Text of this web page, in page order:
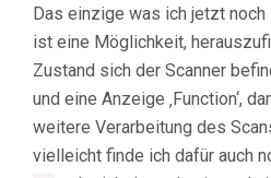
Das einzige was ich jetzt
ist eine Möglichkeit,
Zustand sich der Scanner
und eine Anzeige ‚Function‘,
weitere Verarbeitung des
vielleicht finde ich dafür auch